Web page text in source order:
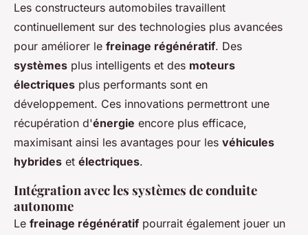
Les constructeurs automobiles travaillent
continuellement sur des technologies plus avancées
pour améliorer le freinage régénératif. Des
systèmes plus intelligents et des moteurs
électriques plus performants sont en
développement. Ces innovations permettront une
récupération d'énergie encore plus efficace,
maximisant ainsi les avantages pour les véhicules
hybrides et électriques.
Intégration avec les systèmes de conduite
autonome
Le freinage régénératif pourrait également jouer un